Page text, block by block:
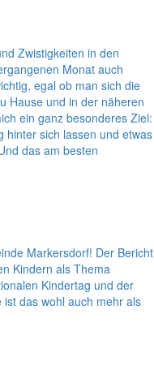
Zwistigkeiten in den
Monat auch
egal ob man sich die
Hause und in der näheren
ein ganz besonderes Ziel:
hinter sich lassen und etwas
das am besten
Markersdorf! Der Bericht
Kindern als Thema
Kindertag und der
das wohl auch mehr als